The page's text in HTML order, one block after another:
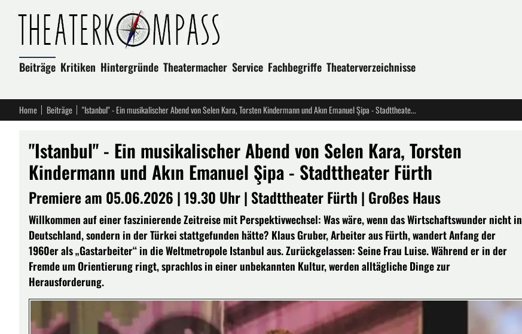
Beiträge Kritiken Hintergründe Theatermacher Service Fachbegriffe Theaterverzeichnisse
Home Beiträge "Istanbul" - Ein musikalischer Abend von Selen Kara, Torsten Kindermann und Akın Emanuel Şipa - Stadttheater Fürth
"Istanbul" - Ein musikalischer Abend von Selen Kara, Torsten
Kindermann und Akın Emanuel Şipa - Stadttheater Fürth
Premiere am 05.06.2026 | 19.30 Uhr | Stadttheater Fürth | Großes Haus
Willkommen auf einer faszinierende Zeitreise mit Perspektivwechsel: Was wäre, wenn das Wirtschaftswunder nicht in
Deutschland, sondern in der Türkei stattgefunden hätte? Klaus Gruber, Arbeiter aus Fürth, wandert Anfang der
1960er als „Gastarbeiter“ in die Weltmetropole Istanbul aus. Zurückgelassen: Seine Frau Luise. Während er in der
Fremde um Orientierung ringt, sprachlos in einer unbekannten Kultur, werden alltägliche Dinge zur
Herausforderung.